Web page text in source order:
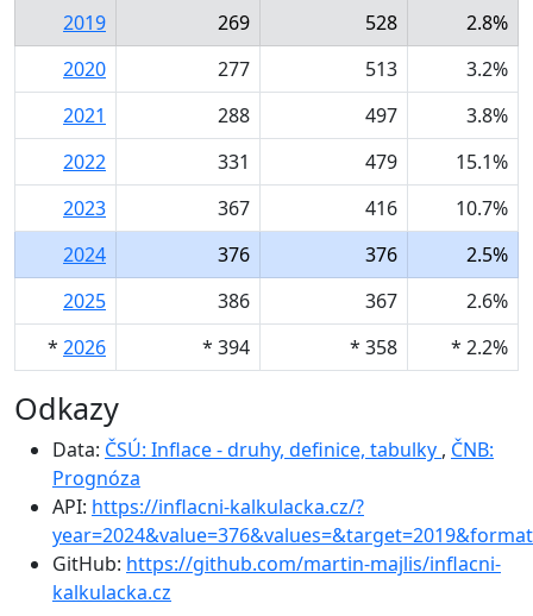
2019
269 528
2.8%
2020
277 513
3.2%
2021
288 497
3.8%
2022
331 479
15.1%
2023
367 416
10.7%
2024
376 376
2.5%
2025
386 367
2.6%
* 2026 * 394 * 358 * 2.2%
Odkazy
Data: ČSÚ: Inflace - druhy, definice, tabulky , ČNB:
Prognóza
API: https://inflacni-kalkulacka.cz/?
GitHub: https://github.com/martin-majlis/inflacni-
kalkulacka.cz